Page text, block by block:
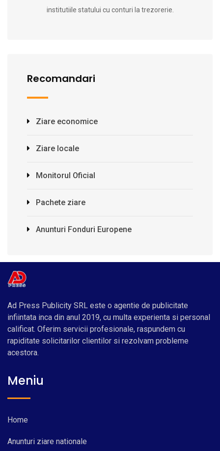
institutiile statului cu conturi la trezorerie.
Recomandari
Ziare economice
Ziare locale
Monitorul Oficial
Pachete ziare
Anunturi Fonduri Europene
Ad Press Publicity SRL este o agentie de publicitate
infiintata inca din anul 2019, cu multa experienta si personal
calificat. Oferim servicii profesionale, raspundem cu
rapiditate solicitarilor clientilor si rezolvam probleme
acestora.
Meniu
Home
Anunturi ziare nationale